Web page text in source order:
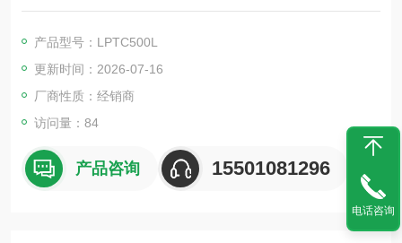
动气缸。具有负载保持能力的制动电机、实现低噪音的减速装
产品提供多种可选配置，适用于各种应用场景。标配可户外使用
（电机防护等级 IP55）。
产品型号：LPTC500L
更新时间：2026-07-16
厂商性质：经销商
访问量：84
产品咨询 15501081296
电话咨询